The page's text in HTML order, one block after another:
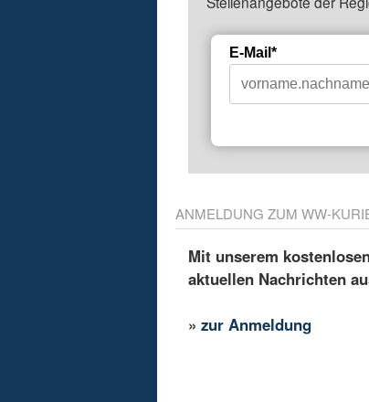
E-Mail*
ANMELDUNG ZUM WW-
Mit unserem
aktuellen Nachrichten
»zur Anmeldung